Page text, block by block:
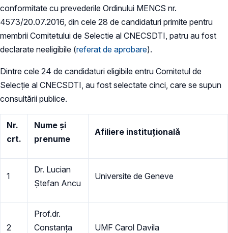
conformitate cu prevederile Ordinului MENCS nr.
4573/20.07.2016, din cele 28 de candidaturi primite pentru
membrii Comitetului de Selectie al CNECSDTI, patru au fost
declarate neeligibile (referat de aprobare).
Dintre cele 24 de candidaturi eligibile entru Comitetul de
Selecție al CNECSDTI, au fost selectate cinci, care se supun
consultării publice.
Nr.
crt.
Nume şi
prenume
Afiliere instituțională
1
Dr. Lucian
Ştefan Ancu
Universite de Geneve
2
Prof.dr.
Constanţa
UMF Carol Davila